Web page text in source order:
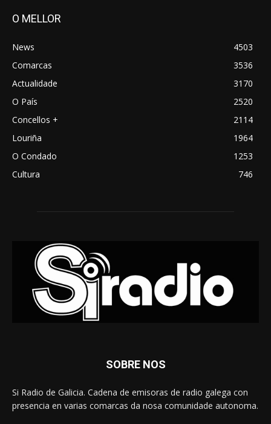
O MELLOR
News
4503
Comarcas
3536
Actualidade
3170
O País
2520
Concellos +
2114
Louriña
1964
O Condado
1253
Cultura
746
SOBRE NOS
Si Radio de Galicia. Cadena de emisoras de radio galega con
presencia en varias comarcas da nosa comunidade autonoma.